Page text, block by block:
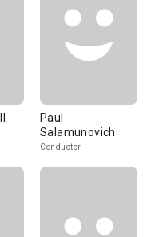
Paul
Salamunovich
Conductor